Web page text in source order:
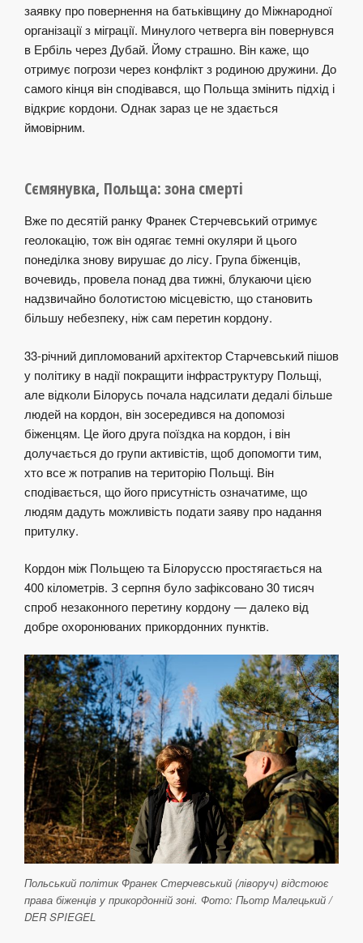
заявку про повернення на батьківщину до Міжнародної
організації з міграції. Минулого четверга він повернувся
в Ербіль через Дубай. Йому страшно. Він каже, що
отримує погрози через конфлікт з родиною дружини. До
самого кінця він сподівався, що Польща змінить підхід і
відкриє кордони. Однак зараз це не здається
ймовірним.
Сємянувка, Польща: зона смерті
​​Вже по десятій ранку Франек Стерчевський отримує
геолокацію, тож він одягає темні окуляри й цього
понеділка знову вирушає до лісу. Група біженців,
вочевидь, провела понад два тижні, блукаючи цією
надзвичайно болотистою місцевістю, що становить
більшу небезпеку, ніж сам перетин кордону.
33-річний дипломований архітектор Старчевський пішов
у політику в надії покращити інфраструктуру Польщі,
але відколи Білорусь почала надсилати дедалі більше
людей на кордон, він зосередився на допомозі
біженцям. Це його друга поїздка на кордон, і він
долучається до групи активістів, щоб допомогти тим,
хто все ж потрапив на територію Польщі. Він
сподівається, що його присутність означатиме, що
людям дадуть можливість подати заяву про надання
притулку.
Кордон між Польщею та Білоруссю простягається на
400 кілометрів. З серпня було зафіксовано 30 тисяч
спроб незаконного перетину кордону — далеко від
добре охоронюваних прикордонних пунктів.
Польський політик Франек Стерчевський (ліворуч) відстоює
права біженців у прикордонній зоні. Фото: Пьотр Малецький /
DER SPIEGEL